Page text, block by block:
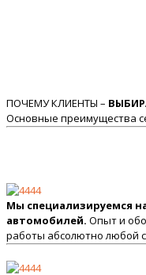
ПОЧЕМУ КЛИЕНТЫ –
Основные преимущества
Мы специализируемся
автомобилей. Опыт и
работы абсолютно любой